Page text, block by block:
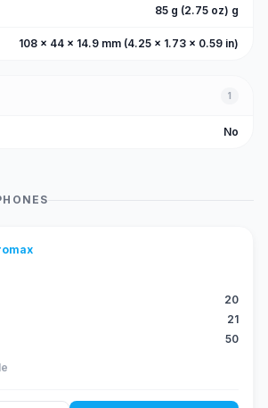
85 g (2.75 oz) g
108 x 44 x 14.9 mm (4.25 x 1.73 x 0.59 in)
1
No
20
21
50